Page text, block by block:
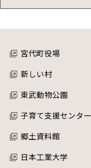
宮代町役場
新しい村
東武動物公園
子育て支援センター
郷土資料館
日本工業大学